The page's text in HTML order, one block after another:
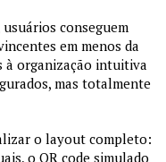
conseguem
em menos da
à organização intuitiva
mas totalmente
o layout completo:
o QR code simulado